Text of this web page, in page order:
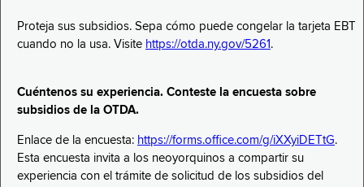
Proteja sus subsidios. Sepa cómo puede congelar la tarjeta EBT
cuando no la usa. Visite https://otda.ny.gov/5261 .
Cuéntenos su experiencia. Conteste la encuesta sobre
subsidios de la OTDA.
Enlace de la encuesta: https://forms.office.com/g/iXXyiDETtG.
Esta encuesta invita a los neoyorquinos a compartir su
experiencia con el trámite de solicitud de los subsidios del